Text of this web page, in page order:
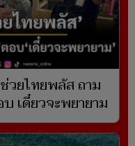
วยไทยพลัส ถาม
เดี๋ยวจะพยายาม